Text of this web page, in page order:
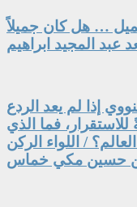
… هل كان جميلاً
عبد المجيد ابراهيم
إذا لم يعد الردع
للاستقرار، فما الذي
/ اللواء الركن
حسين مكي خماس